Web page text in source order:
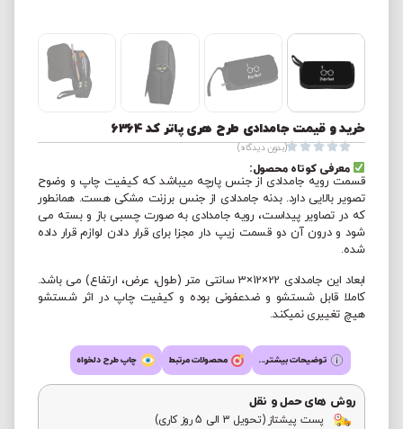
خرید و قیمت جامدادی طرح هری پاتر کد 6364




(بدون دیدگاه)
معرفی کوتاه محصول:
قسمت رویه جامدادی از جنس پارچه میباشد که کیفیت چاپ و وضوح
تصویر بالایی دارد. بدنه جامدادی از جنس برزنت مشکی هست. همانطور
که در تصاویر پیداست، رویه جامدادی به صورت چسبی باز و بسته می
شود و درون آن دو قسمت زیپ دار مجزا برای قرار دادن لوازم قرار داده
شده.
ابعاد این جامدادی 22×12×3 سانتی متر (طول، عرض، ارتفاع) می باشد.
کاملا قابل شستشو و ضدعفونی بوده و کیفیت چاپ در اثر شستشو
هیچ تغییری نمیکند.
توضیحات بیشتر... محصولات مرتبط چاپ طرح دلخواه
روش های حمل و نقل
پست پیشتاز (تحویل 3 الی 5 روز کاری)